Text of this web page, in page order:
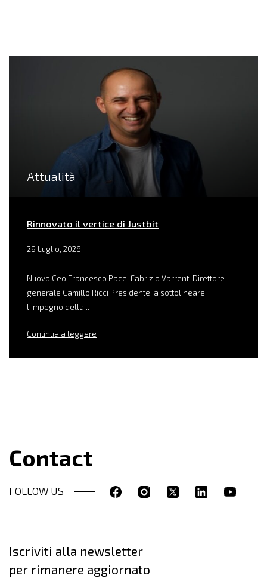
Attualità
Rinnovato il vertice di Justbit
29 Luglio, 2026
Nuovo Ceo Francesco Pace, Fabrizio Varrenti Direttore
generale Camillo Ricci Presidente, a sottolineare
l’impegno della...
Continua a leggere
Contact
FOLLOW US
Iscriviti alla newsletter
per rimanere aggiornato